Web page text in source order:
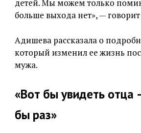
детей. Мы можем только
больше выхода нет», —
Адишева рассказала о
который изменил ее жизнь
мужа.
«Вот бы увидеть отца
бы раз»